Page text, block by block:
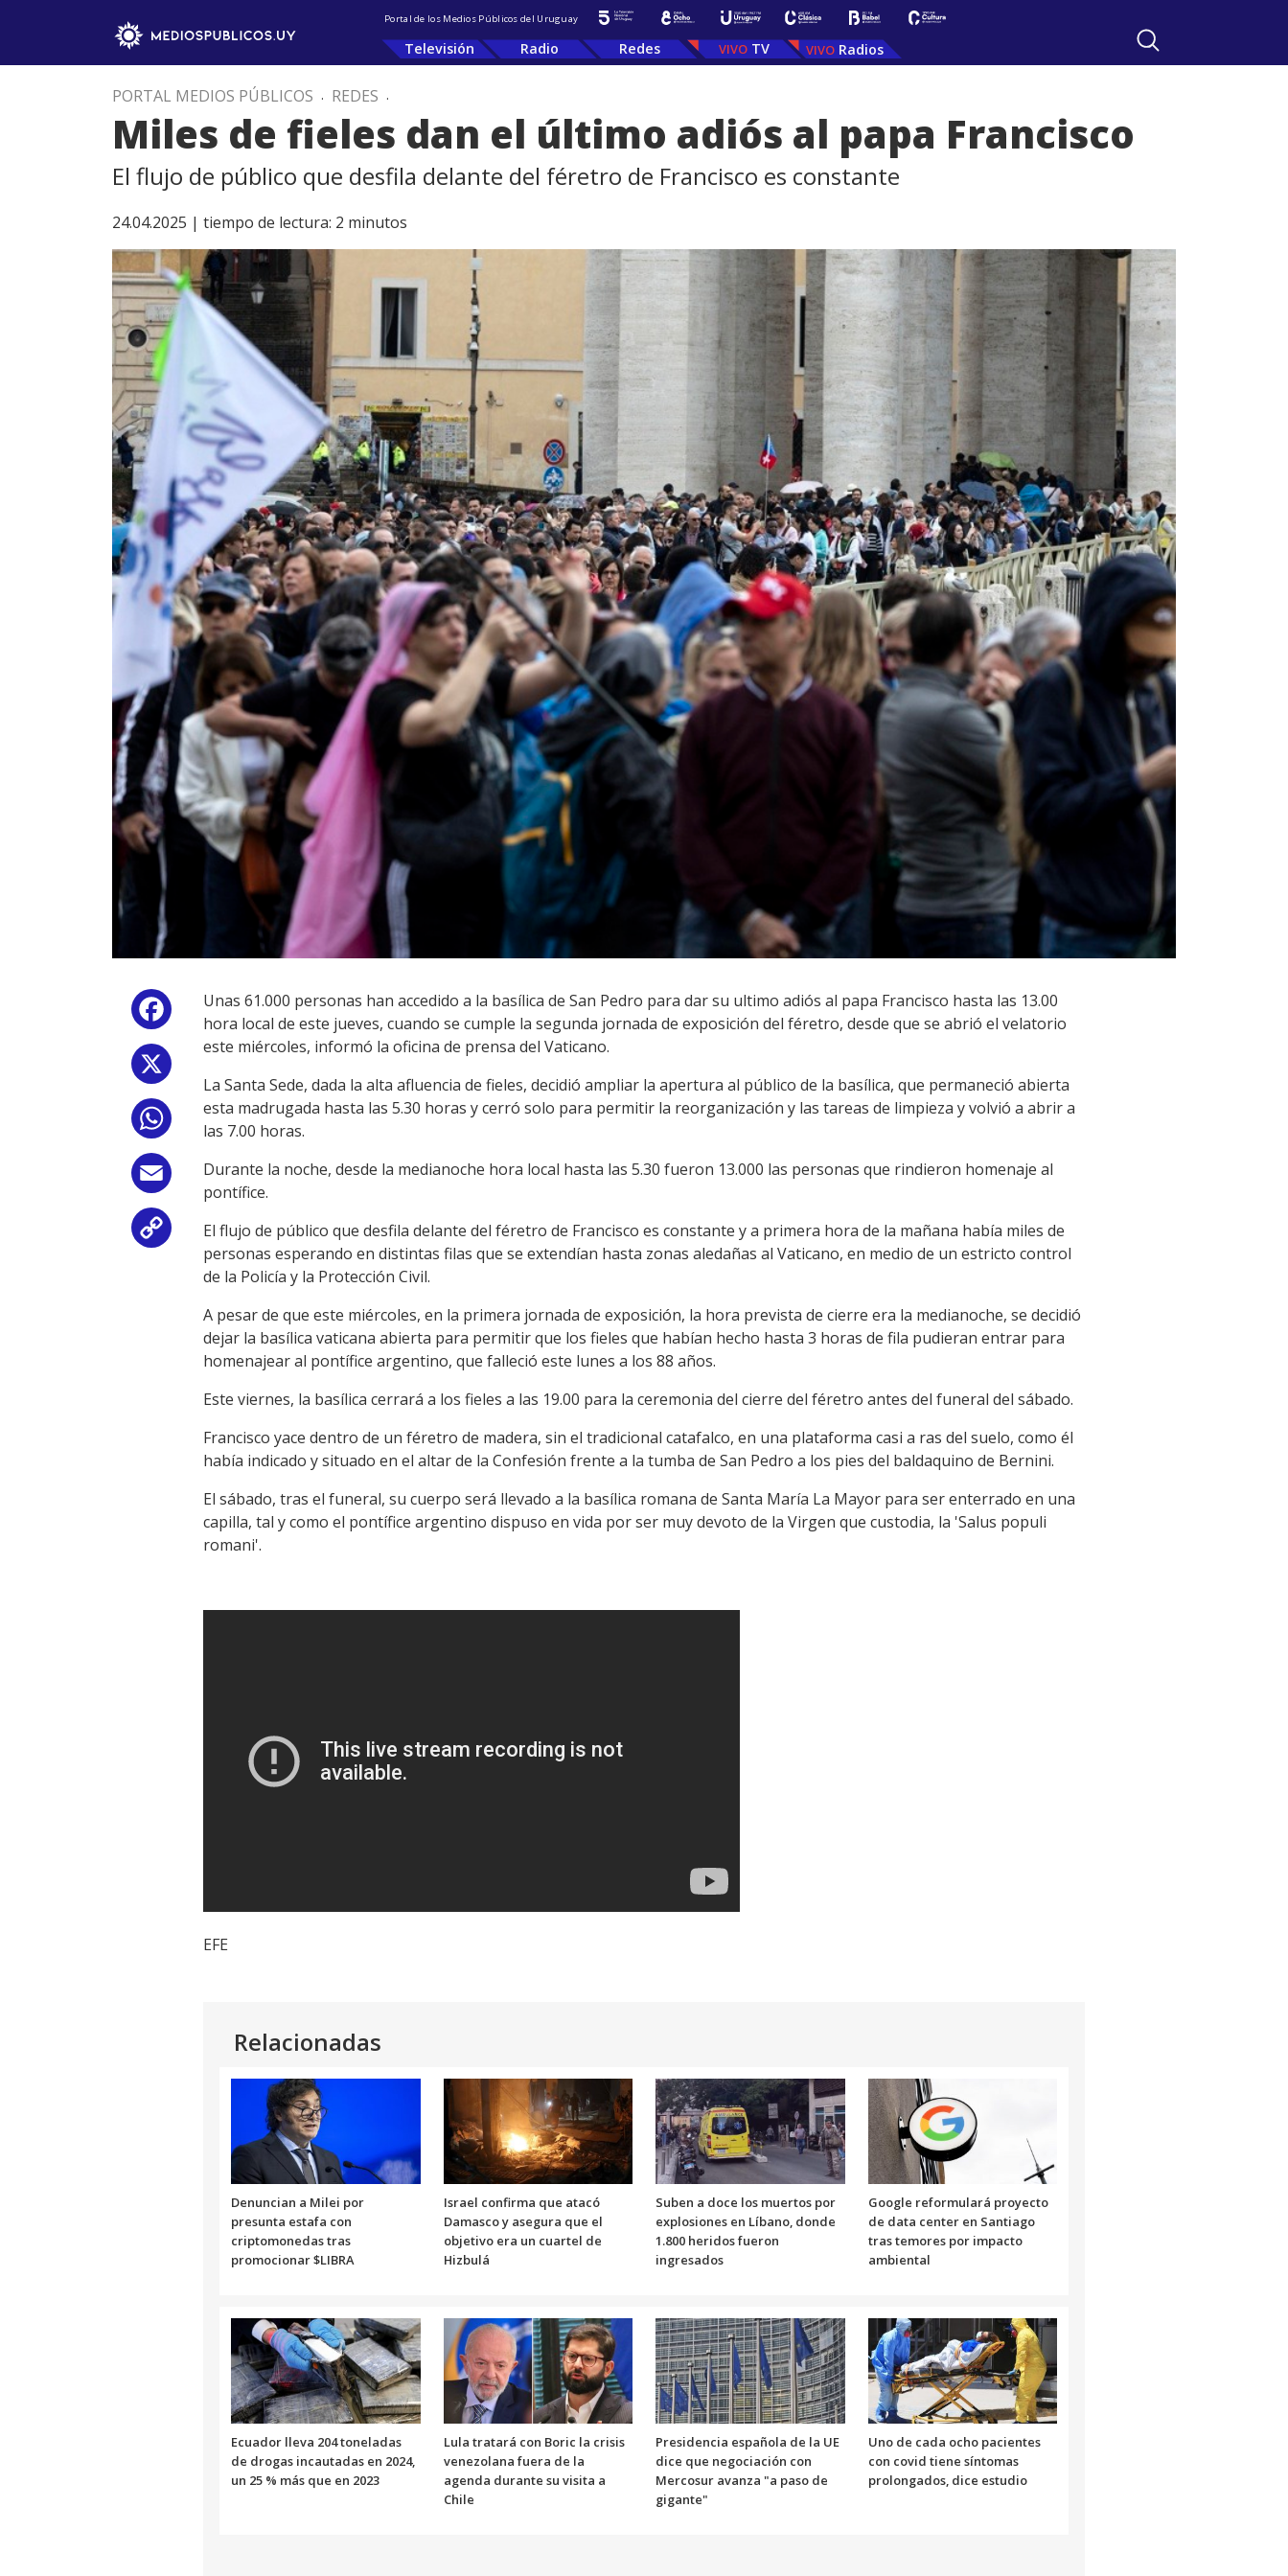
Portal de los Medios Públicos del Uruguay
Televisión Radio Redes TV Radios
PORTAL MEDIOS PÚBLICOS . REDES .
Miles de fieles dan el último adiós al papa Francisco
El flujo de público que desfila delante del féretro de Francisco es constante
24.04.2025 | tiempo de lectura: 2 minutos
Facebook
WhatsApp
Email
Copy
Link
Unas 61.000 personas han accedido a la basílica de San Pedro para dar su ultimo adiós al papa Francisco hasta las 13.00
hora local de este jueves, cuando se cumple la segunda jornada de exposición del féretro, desde que se abrió el velatorio
este miércoles, informó la oficina de prensa del Vaticano.
La Santa Sede, dada la alta afluencia de fieles, decidió ampliar la apertura al público de la basílica, que permaneció abierta
esta madrugada hasta las 5.30 horas y cerró solo para permitir la reorganización y las tareas de limpieza y volvió a abrir a
las 7.00 horas.
Durante la noche, desde la medianoche hora local hasta las 5.30 fueron 13.000 las personas que rindieron homenaje al
pontífice.
El flujo de público que desfila delante del féretro de Francisco es constante y a primera hora de la mañana había miles de
personas esperando en distintas filas que se extendían hasta zonas aledañas al Vaticano, en medio de un estricto control
de la Policía y la Protección Civil.
A pesar de que este miércoles, en la primera jornada de exposición, la hora prevista de cierre era la medianoche, se decidió
dejar la basílica vaticana abierta para permitir que los fieles que habían hecho hasta 3 horas de fila pudieran entrar para
homenajear al pontífice argentino, que falleció este lunes a los 88 años.
Este viernes, la basílica cerrará a los fieles a las 19.00 para la ceremonia del cierre del féretro antes del funeral del sábado.
Francisco yace dentro de un féretro de madera, sin el tradicional catafalco, en una plataforma casi a ras del suelo, como él
había indicado y situado en el altar de la Confesión frente a la tumba de San Pedro a los pies del baldaquino de Bernini.
El sábado, tras el funeral, su cuerpo será llevado a la basílica romana de Santa María La Mayor para ser enterrado en una
capilla, tal y como el pontífice argentino dispuso en vida por ser muy devoto de la Virgen que custodia, la 'Salus populi
romani'.
EFE
Relacionadas
Denuncian a Milei por
presunta estafa con
criptomonedas tras
promocionar $LIBRA
Israel confirma que atacó
Damasco y asegura que el
objetivo era un cuartel de
Hizbulá
Suben a doce los muertos por
explosiones en Líbano, donde
1.800 heridos fueron
ingresados
Google reformulará proyecto
de data center en Santiago
tras temores por impacto
ambiental
Ecuador lleva 204 toneladas
de drogas incautadas en 2024,
un 25 % más que en 2023
Lula tratará con Boric la crisis
venezolana fuera de la
agenda durante su visita a
Chile
Presidencia española de la UE
dice que negociación con
Mercosur avanza "a paso de
gigante"
Uno de cada ocho pacientes
con covid tiene síntomas
prolongados, dice estudio